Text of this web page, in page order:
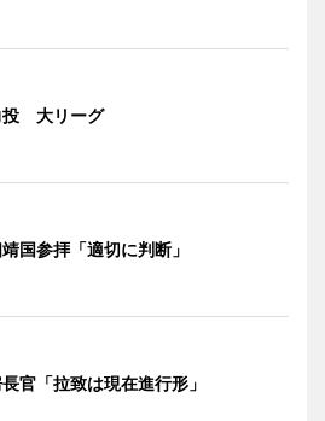
投 大リーグ
国参拝「適切に判断」
官「拉致は現在進行形」